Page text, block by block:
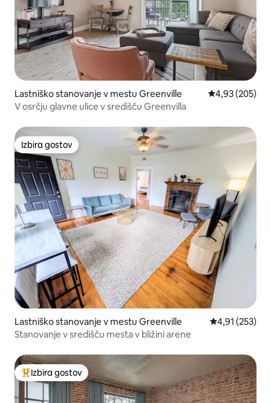
Lastniško stanovanje v mestu Greenville Povprečna
4,93 (205)
V osrčju glavne ulice v središču Greenvilla
Izbira gostov
Izbira gostov
Lastniško stanovanje v mestu Greenville Povprečna
4,91 (253)
Stanovanje v središču mesta v bližini arene
Najbolj priljubljena prenočišča z značko »Izbira gostov«
Izbira gostov